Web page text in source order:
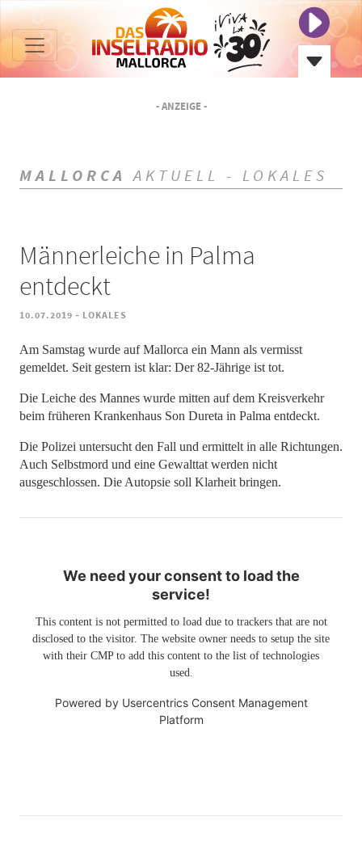
- ANZEIGE -
MALLORCA AKTUELL - LOKALES
Männerleiche in Palma
entdeckt
10.07.2019 - LOKALES
Am Samstag wurde auf Mallorca ein Mann als vermisst
gemeldet. Seit gestern ist klar: Der 82-Jährige ist tot.
Die Leiche des Mannes wurde mitten auf dem Kreisverkehr
beim früheren Krankenhaus Son Dureta in Palma entdeckt.
Die Polizei untersucht den Fall und ermittelt in alle Richtungen.
Auch Selbstmord und eine Gewalttat werden nicht
ausgeschlossen. Die Autopsie soll Klarheit bringen.
We need your consent to load the
service!
This content is not permitted to load due to trackers that are not
disclosed to the visitor. The website owner needs to setup the site
with their CMP to add this content to the list of technologies
used.
Powered by Usercentrics Consent Management
Platform